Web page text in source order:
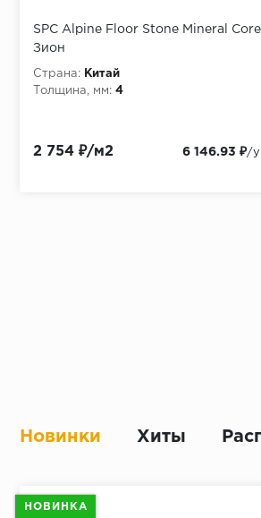
SPC Alpine Floor Stone Mineral Core
Зион
Страна:
Китай
Толщина, мм: 4
2 754 ₽/м2 6 146.93 ₽/
Новинки Хиты
НОВИНКА